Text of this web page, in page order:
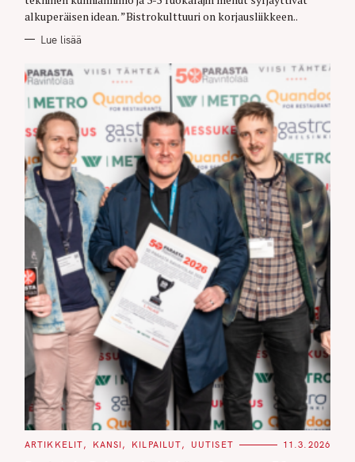
alkuperäisen idean. ”Bistrokulttuuri on korjausliikkeen..
Lue lisää
C
ARTIKKELIT KANSI KILPAILUT UUTISET 11.3.2026
r
c
f
r
: